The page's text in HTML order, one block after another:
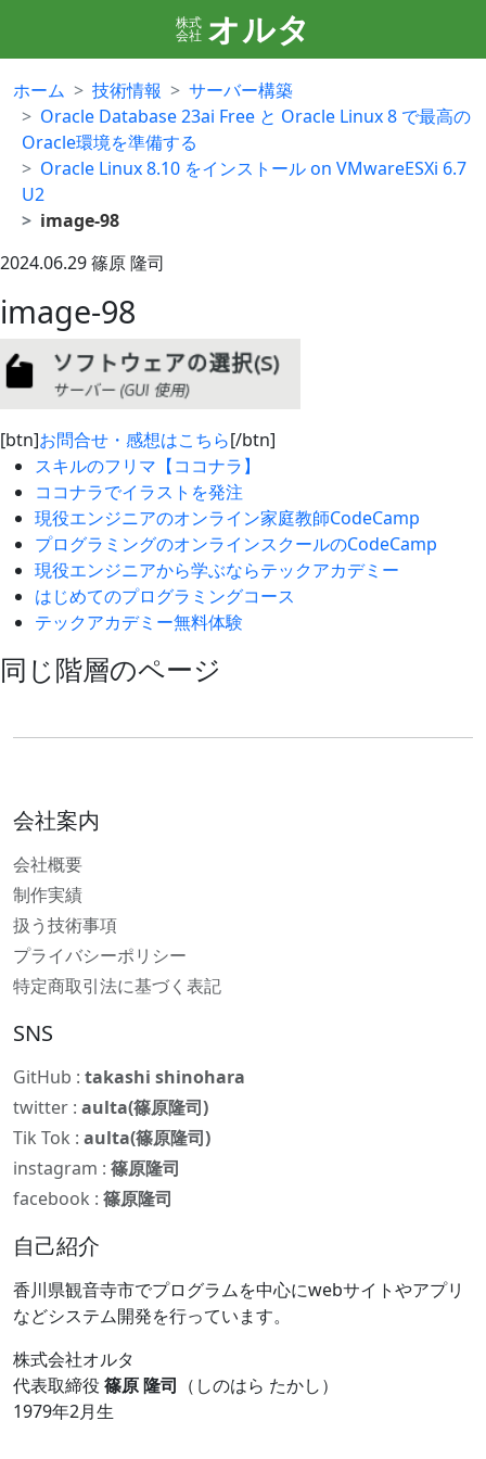
株式
会社 オルタ
ホーム 技術情報
サーバー構築
Oracle Database 23ai Free と Oracle Linux 8 で最高の
Oracle環境を準備する
Oracle Linux 8.10 をインストール on VMwareESXi 6.7
U2
image-98
2024.06.29篠原 隆司
image-98
[btn]お問合せ・感想はこちら[/btn]
スキルのフリマ【ココナラ】
ココナラでイラストを発注
現役エンジニアのオンライン家庭教師CodeCamp
プログラミングのオンラインスクールのCodeCamp
現役エンジニアから学ぶならテックアカデミー
はじめてのプログラミングコース
テックアカデミー無料体験
同じ階層のページ
会社案内
会社概要
制作実績
扱う技術事項
プライバシーポリシー
特定商取引法に基づく表記
SNS
GitHub : takashi shinohara
twitter : aulta(篠原隆司)
Tik Tok : aulta(篠原隆司)
instagram : 篠原隆司
facebook : 篠原隆司
自己紹介
香川県観音寺市でプログラムを中心にwebサイトやアプリ
などシステム開発を行っています。
株式会社オルタ
代表取締役 篠原 隆司 （しのはら たかし）
1979年2月生